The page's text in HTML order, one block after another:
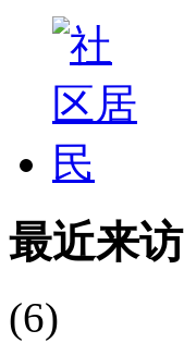
最近来访
(6)